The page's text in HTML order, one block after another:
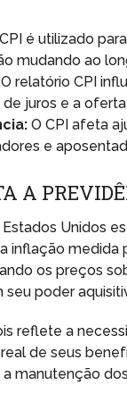
é utilizado
mudando ao
O relatório CPI
juros e a
O CPI afeta
e
A
Unidos
inflação
os preços
seu poder
reflete a
de seus
manutenção